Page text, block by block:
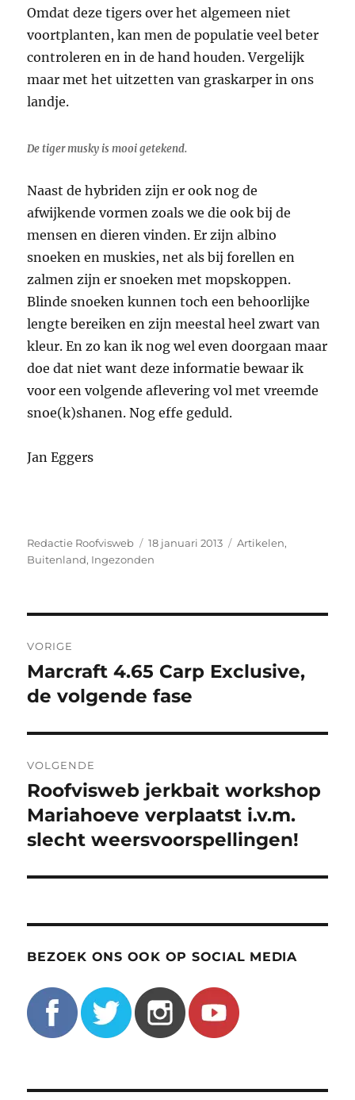
Omdat deze tigers over het algemeen niet
voortplanten, kan men de populatie veel beter
controleren en in de hand houden. Vergelijk
maar met het uitzetten van graskarper in ons
landje.
De tiger musky is mooi getekend.
Naast de hybriden zijn er ook nog de
afwijkende vormen zoals we die ook bij de
mensen en dieren vinden. Er zijn albino
snoeken en muskies, net als bij forellen en
zalmen zijn er snoeken met mopskoppen.
Blinde snoeken kunnen toch een behoorlijke
lengte bereiken en zijn meestal heel zwart van
kleur. En zo kan ik nog wel even doorgaan maar
doe dat niet want deze informatie bewaar ik
voor een volgende aflevering vol met vreemde
snoe(k)shanen. Nog effe geduld.
Jan Eggers
Auteur
Redactie Roofvisweb
Geplaatst
op
18 januari 2013 Categorieën
Artikelen,
Buitenland, Ingezonden
navigatie
VORIGE
Vorig
bericht:
Marcraft 4.65 Carp Exclusive,
de volgende fase
VOLGENDE
Volgend
bericht:
Roofvisweb jerkbait workshop
Mariahoeve verplaatst i.v.m.
slecht weersvoorspellingen!
BEZOEK ONS OOK OP SOCIAL MEDIA